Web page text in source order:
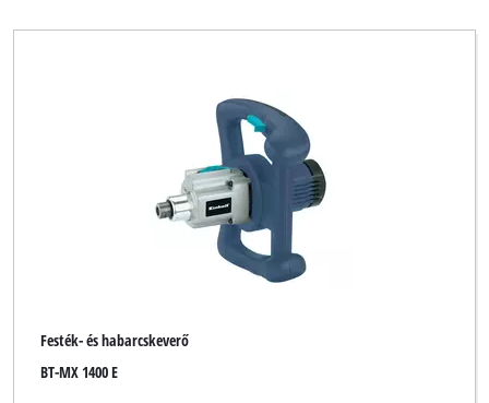
Festék- és habarcskeverő
BT-MX 1400 E